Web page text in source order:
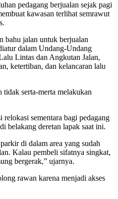
pedagang berjualan sejak pagi
kawasan terlihat semrawut
bahu jalan untuk berjualan
dalam Undang-Undang
Lintas dan Angkutan Jalan,
ketertiban, dan kelancaran lalu
serta-merta melakukan
sementara bagi pedagang
belakang deretan lapak saat ini.
di dalam area yang sudah
Kalau pembeli sifatnya singkat,
bergerak,” ujarnya.
rawan karena menjadi akses